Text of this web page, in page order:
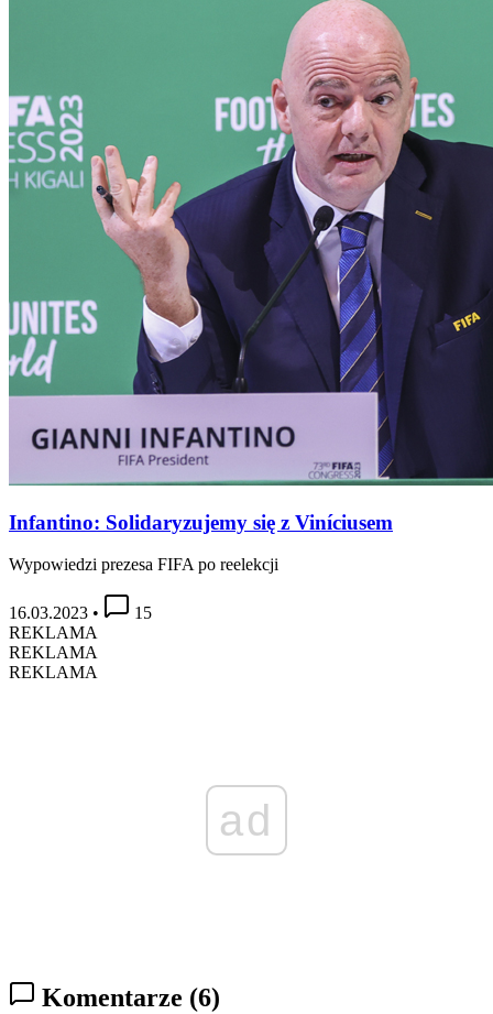
Infantino: Solidaryzujemy się z Viníciusem
Wypowiedzi prezesa FIFA po reelekcji
16.03.2023 •
15
REKLAMA
REKLAMA
REKLAMA
ad
Komentarze (6)